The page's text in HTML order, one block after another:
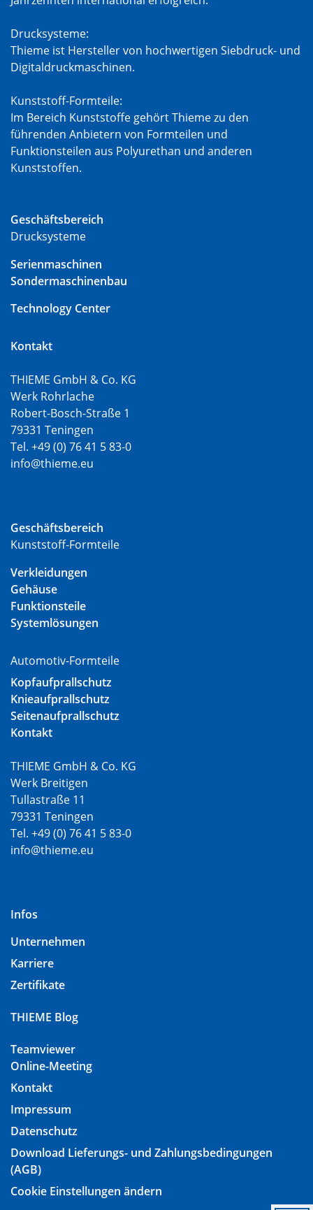
Drucksysteme:
Thieme ist Hersteller von hochwertigen Siebdruck- und
Digitaldruckmaschinen.
Kunststoff-Formteile:
Im Bereich Kunststoffe gehört Thieme zu den
führenden Anbietern von Formteilen und
Funktionsteilen aus Polyurethan und anderen
Kunststoffen.
Geschäftsbereich
Drucksysteme
Serienmaschinen
Sondermaschinenbau
Technology Center
Kontakt
THIEME GmbH & Co. KG
Werk Rohrlache
Robert-Bosch-Straße 1
79331 Teningen
Tel. +49 (0) 76 41 5 83-0
info@thieme.eu
Geschäftsbereich
Kunststoff-Formteile
Verkleidungen
Gehäuse
Funktionsteile
Systemlösungen
Automotiv-Formteile
Kopfaufprallschutz
Knieaufprallschutz
Seitenaufprallschutz
Kontakt
THIEME GmbH & Co. KG
Werk Breitigen
Tullastraße 11
79331 Teningen
Tel. +49 (0) 76 41 5 83-0
info@thieme.eu
Infos
Unternehmen
Karriere
Zertifikate
THIEME Blog
Teamviewer
Online-Meeting
Kontakt
Impressum
Datenschutz
Download Lieferungs- und Zahlungsbedingungen
(AGB)
Cookie Einstellungen ändern